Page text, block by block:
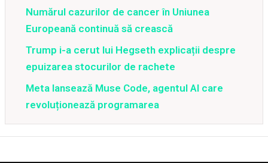
Numărul cazurilor de cancer în Uniunea
Europeană continuă să crească
Trump i-a cerut lui Hegseth explicații despre
epuizarea stocurilor de rachete
Meta lansează Muse Code, agentul AI care
revoluționează programarea